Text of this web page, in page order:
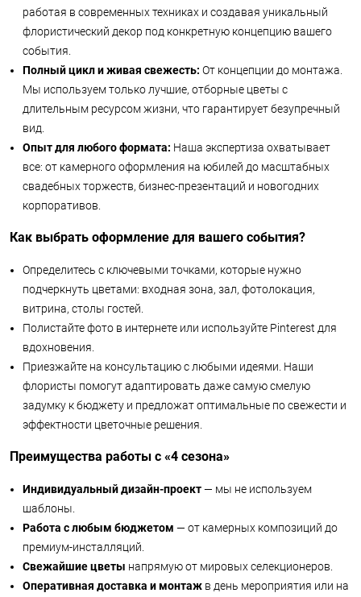
работая в современных техниках и создавая уникальный
флористический декор под конкретную концепцию вашего
события.
Полный цикл и живая свежесть: От концепции до монтажа.
Мы используем только лучшие, отборные цветы с
длительным ресурсом жизни, что гарантирует безупречный
вид.
Опыт для любого формата: Наша экспертиза охватывает
все: от камерного оформления на юбилей до масштабных
свадебных торжеств, бизнес-презентаций и новогодних
корпоративов.
Как выбрать оформление для вашего события?
Определитесь с ключевыми точками, которые нужно
подчеркнуть цветами: входная зона, зал, фотолокация,
витрина, столы гостей.
Полистайте фото в интернете или используйте Pinterest для
вдохновения.
Приезжайте на консультацию с любыми идеями. Наши
флористы помогут адаптировать даже самую смелую
задумку к бюджету и предложат оптимальные по свежести и
эффектности цветочные решения.
Преимущества работы с «4 сезона»
Индивидуальный дизайн-проект— мы не используем
шаблоны.
Работа с любым бюджетом — от камерных композиций до
премиум-инсталляций.
Свежайшие цветы напрямую от мировых селекционеров.
Оперативная доставка и монтаж в день мероприятия или на